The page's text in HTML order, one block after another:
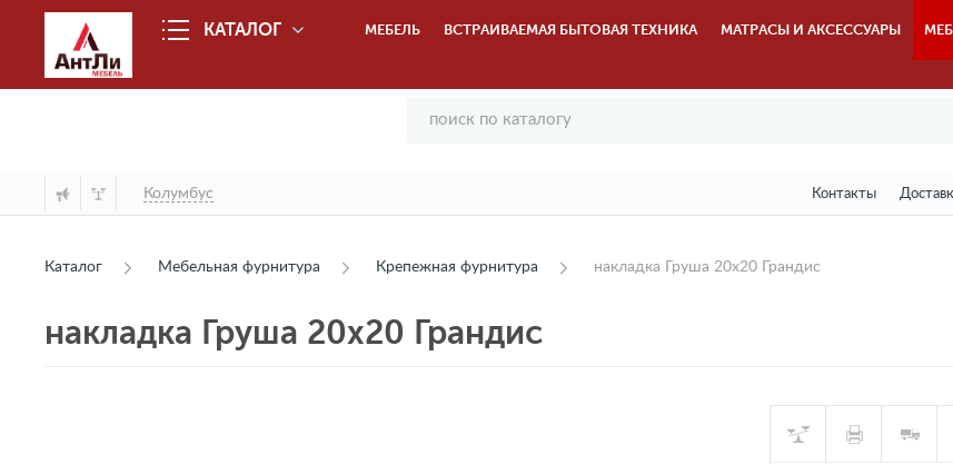
КАТАЛОГ МЕБЕЛЬ ВСТРАИВАЕМАЯ БЫТОВАЯ ТЕХНИКА МАТРАСЫ И АКСЕССУАРЫ
Колумбус Контакты
Каталог Мебельная фурнитура Крепежная фурнитура накладка Груша 20х20 Грандис
накладка Груша 20х20 Грандис